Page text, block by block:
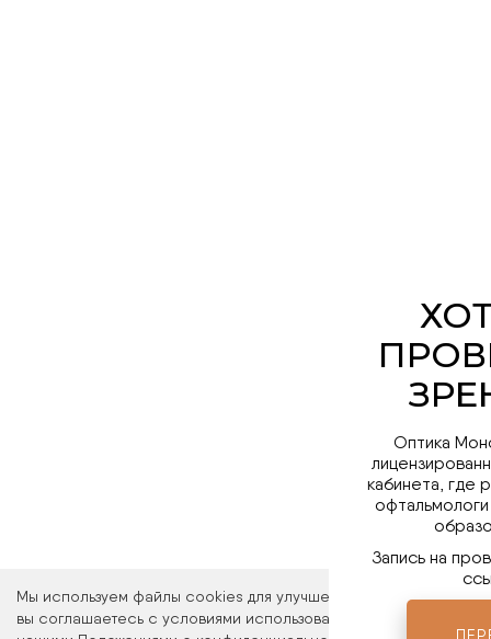
Мы используем файлы cookies для улучшения работы сайта.
вы соглашаетесь с условиями использования файлов cookies.
Оптика
кабинета, где
Запись на